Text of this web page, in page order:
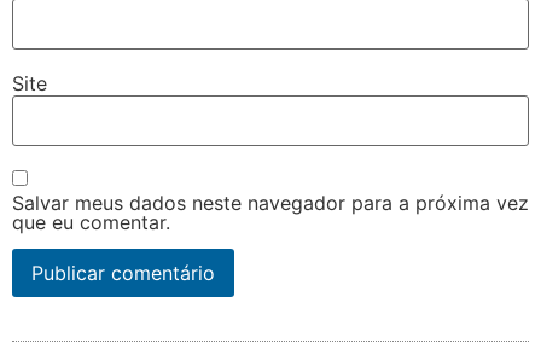
Site
Salvar meus dados neste navegador para a próxima vez
que eu comentar.